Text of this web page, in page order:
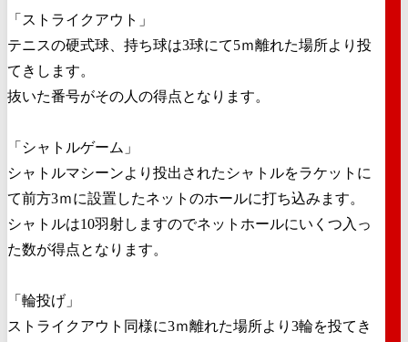
「ストライクアウト」
テニスの硬式球、持ち球は3球にて5ｍ離れた場所より投
てきします。
抜いた番号がその人の得点となります。
「シャトルゲーム」
シャトルマシーンより投出されたシャトルをラケットに
て前方3ｍに設置したネットのホールに打ち込みます。
シャトルは10羽射しますのでネットホールにいくつ入っ
た数が得点となります。
「輪投げ」
ストライクアウト同様に3ｍ離れた場所より3輪を投てき